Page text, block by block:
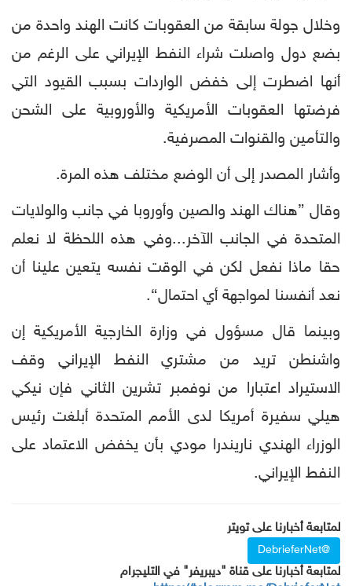
وخلال جولة سابقة من العقوبات كانت الهند واحدة من
بضع دول واصلت شراء النفط الإيراني على الرغم من
أنها اضطرت إلى خفض الواردات بسبب القيود التي
فرضتها العقوبات الأمريكية والأوروبية على الشحن
والتأمين والقنوات المصرفية.
وأشار المصدر إلى أن الوضع مختلف هذه المرة.
وقال ”هناك الهند والصين وأوروبا في جانب والولايات
المتحدة في الجانب الآخر...وفي هذه اللحظة لا نعلم
حقا ماذا نفعل لكن في الوقت نفسه يتعين علينا أن
نعد أنفسنا لمواجهة أي احتمال“.
وبينما قال مسؤول في وزارة الخارجية الأمريكية إن
واشنطن تريد من مشتري النفط الإيراني وقف
الاستيراد اعتبارا من نوفمبر تشرين الثاني فإن نيكي
هيلي سفيرة أمريكا لدى الأمم المتحدة أبلغت رئيس
الوزراء الهندي ناريندرا مودي بأن يخفض الاعتماد على
النفط الإيراني.
لمتابعة أخبارنا على تويتر
@DebrieferNet
لمتابعة أخبارنا على قناة "ديبريفر" في التليجرام